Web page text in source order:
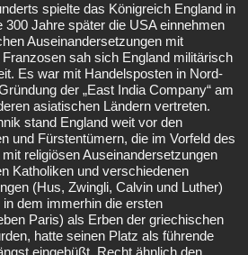
spielte das Königreich England in
300 Jahre später die USA einnehmen
Auseinandersetzungen mit
sah sich England militärisch
Es war mit Handelsposten in Nord-
der „East India Company“ am
asiatischen Ländern vertreten.
stand England weit vor den
und Fürstentümern, die im Vorfeld des
religiösen Auseinandersetzungen
Katholiken und verschiedenen
(Hus, Zwingli, Calvin und Luther)
dem immerhin die ersten
Paris) als Erben der griechischen
hatte seinen Platz als führende
eingebüßt. Recht ähnlich den